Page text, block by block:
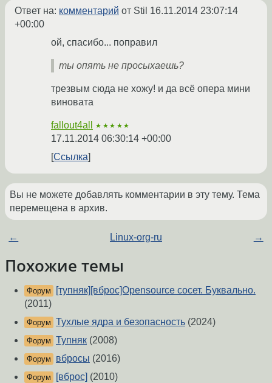
Ответ на: комментарий от Stil 16.11.2014 23:07:14
+00:00
ой, спасибо... поправил
ты опять не просыхаешь?
трезвым сюда не хожу! и да всё опера мини
виновата
fallout4all ★★★★★
17.11.2014 06:30:14 +00:00
Ссылка
Вы не можете добавлять комментарии в эту тему. Тема
перемещена в архив.
← Linux-org-ru →
Похожие темы
Форум
[тупняк][вброс]Opensource сосет. Буквально.
(2011)
Форум Тухлые ядра и безопасность (2024)
Форум Тупняк (2008)
Форум вбросы (2016)
Форум [вброс] (2010)